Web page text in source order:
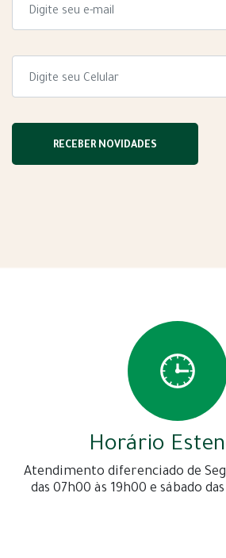
Horário
Atendimento diferenciado de
das 07h00 às 19h00 e sábado